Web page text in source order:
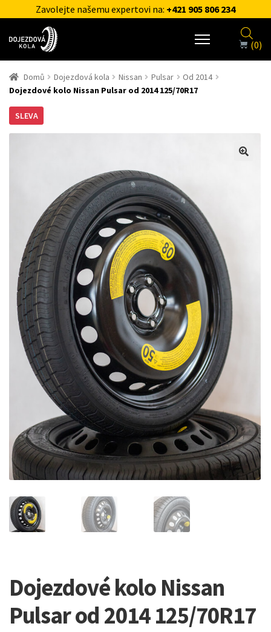
Zavolejte našemu expertovi na: +421 905 806 234
(0)
Domů Dojezdová kola Nissan Pulsar
Od 2014
Dojezdové kolo Nissan Pulsar od 2014 125/70R17
SLEVA
Dojezdové kolo Nissan
Pulsar od 2014 125/70R17